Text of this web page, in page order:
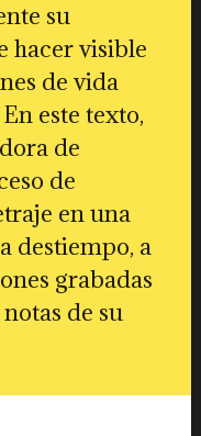
su
hacer visible
de vida
este texto,
de
de
en una
destiempo, a
grabadas
de su